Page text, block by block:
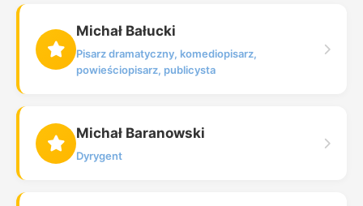
Michał Bałucki
Pisarz dramatyczny, komediopisarz,
powieściopisarz, publicysta
Michał Baranowski
Dyrygent